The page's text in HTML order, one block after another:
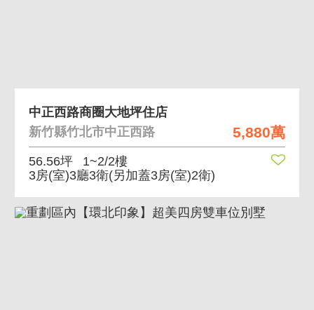
5,880萬
中正西路商圈大地坪住店
新竹縣竹北市中正西路
56.56坪
1~2/2樓
3房(室)3廳3衛(另加蓋3房(室)2衛)